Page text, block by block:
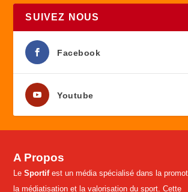
SUIVEZ NOUS
Facebook
Youtube
A Propos
LeSportifest un média spécialisé dans la
la médiatisation et la valorisation du sport. Cette